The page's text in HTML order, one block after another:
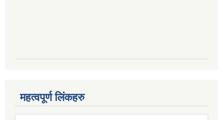
महत्वपूर्ण लिंकहरु